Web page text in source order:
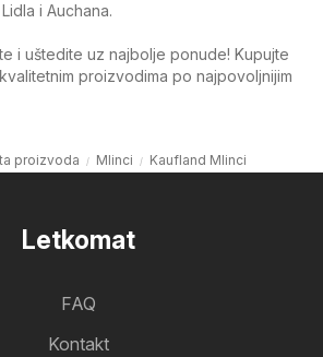
i Auchana.
i uštedite uz najbolje ponude! Kupujte
proizvodima po najpovoljnijim
proizvoda Mlinci Kaufland Mlinci
Letkomat
FAQ
Kontakt